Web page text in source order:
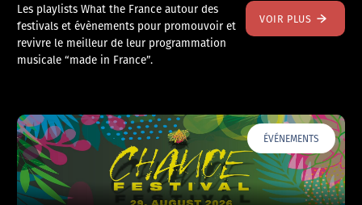
Les playlists What the France autour des
festivals et évènements pour promouvoir et
revivre le meilleur de leur programmation
musicale “made in France”.
VOIR PLUS
ÉVÉNEMENTS